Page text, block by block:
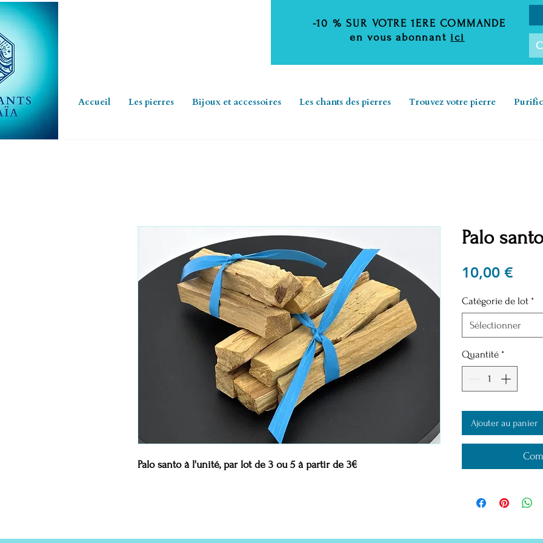
-10 % SUR VOTRE 1ERE COMMANDE
en vous abonnant ici
Accueil Les pierres Bijoux et accessoires Les chants des pierres Trouvez votre pierre
Palo santo à l'unité, par lot de 3 ou 5 à partir de 3€
Palo santo
10,00 €
Catégorie de lot *
Sélectionner
Quantité *
Ajouter au panier